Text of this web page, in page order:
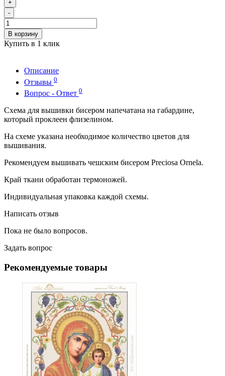
+
-
В корзину
Купить в 1 клик
Описание
Отзывы 0
Вопрос - Ответ 0
Схема для вышивки бисером напечатана на габардине,
который проклеен флизелином.
На схеме указана необходимое количество цветов для
вышивания.
Рекомендуем вышивать чешским бисером Preciosa Ornela.
Край ткани обработан термоножей.
Индивидуальная упаковка каждой схемы.
Написать отзыв
Пока не было вопросов.
Задать вопрос
Рекомендуемые товары